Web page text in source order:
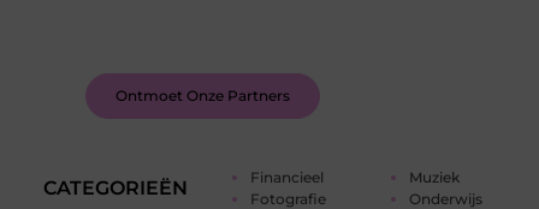
CATEGORIEËN
Financieel
Fotografie
Muziek
Onderwijs
Ontmoet Onze Partners